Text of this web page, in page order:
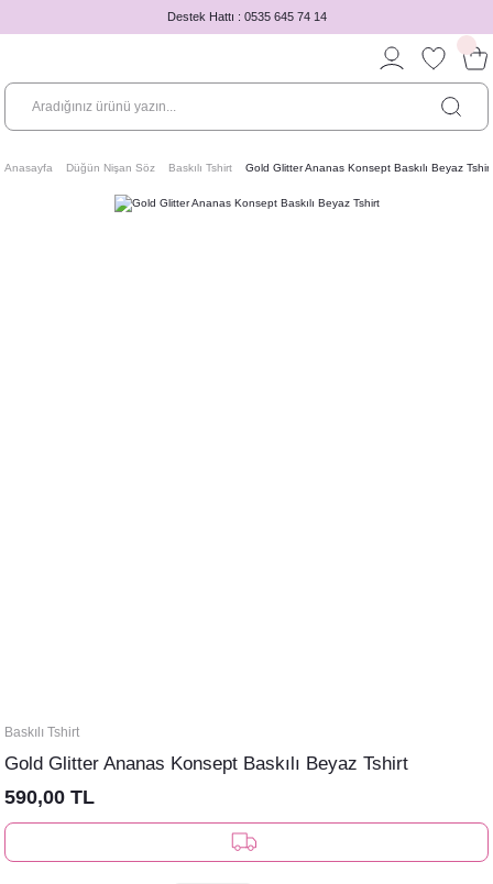
Destek Hattı : 0535 645 74 14
Anasayfa Düğün Nişan Söz Baskılı Tshirt Gold Glitter Ananas Konsept Baskılı Beyaz Tshirt
Baskılı Tshirt
Gold Glitter Ananas Konsept Baskılı Beyaz Tshirt
590,00 TL